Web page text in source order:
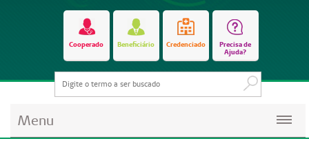
Cooperado Beneficiário Credenciado
Precisa de
Ajuda?
Menu